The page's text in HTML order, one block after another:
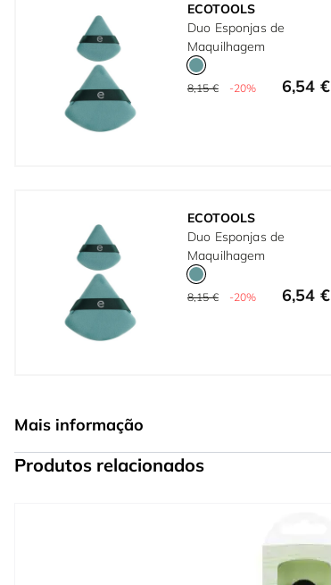
ECOTOOLS
Duo Esponjas de
Maquilhagem
8,15 € -20% 6,54 €
ECOTOOLS
Duo Esponjas de
Maquilhagem
8,15 € -20% 6,54 €
Mais informação
Produtos relacionados